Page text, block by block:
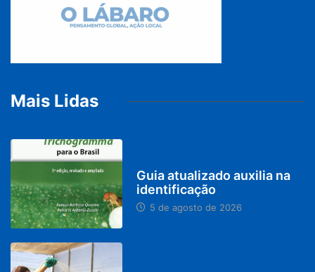
Mais Lidas
Guia atualizado auxilia na
identificação
5 de agosto de 2026